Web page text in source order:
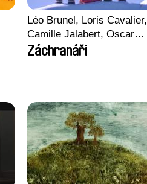
Léo Brunel, Loris Cavalier,
Camille Jalabert, Oscar
Malet
Záchranáři